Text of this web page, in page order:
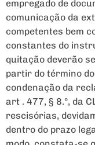
empregado de
comunicação da
competentes bem
constantes do
quitação deverão
partir do término do
condenação da
art . 477, § 8.º, da
rescisórias,
dentro do prazo